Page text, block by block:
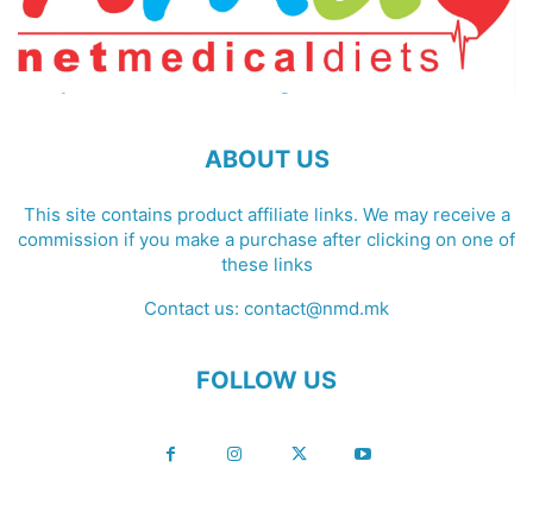
ABOUT US
This site contains product affiliate links. We may receive a
commission if you make a purchase after clicking on one of
these links
Contact us: contact@nmd.mk
FOLLOW US